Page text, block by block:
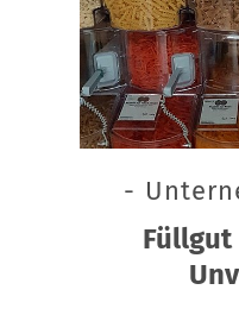
-
Füllgut